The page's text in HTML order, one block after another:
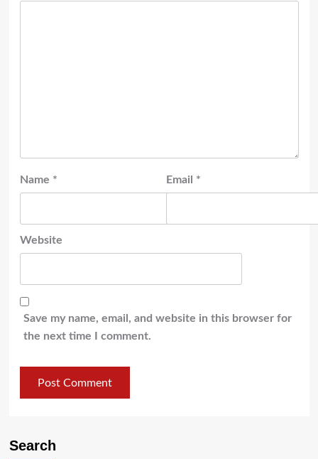
Name * Email *
Website
Save my name, email, and website in this browser for
the next time I comment.
Search